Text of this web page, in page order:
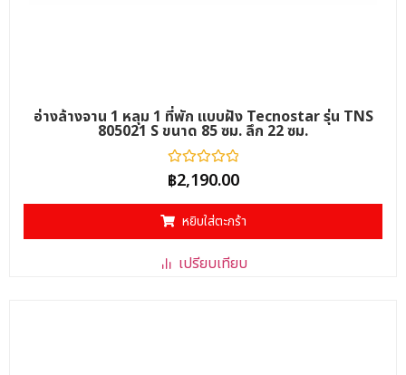
อ่างล้างจาน 1 หลุม 1 ที่พัก แบบฝัง Tecnostar รุ่น TNS
805021 S ขนาด 85 ซม. ลึก 22 ซม.
ให้
คะแนน
0
ตั้งแต่
1-
5
฿2,190.00
หยิบใส่ตะกร้า
เปรียบเทียบ